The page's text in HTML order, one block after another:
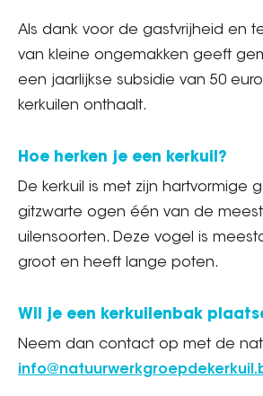
Als dank voor de gastvrijheid en
van kleine ongemakken geeft
een jaarlijkse subsidie van 50
kerkuilen onthaalt.
Hoe herken je een kerkuil?
De kerkuil is met zijn hartvormige
gitzwarte ogen één van de
uilensoorten. Deze vogel is
groot en heeft lange poten.
Wil je een kerkuilenbak
Neem dan contact op met de